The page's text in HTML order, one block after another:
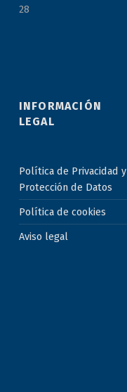
28
INFORMACIÓN
LEGAL
Política de Privacidad y
Protección de Datos
Política de cookies
Aviso legal